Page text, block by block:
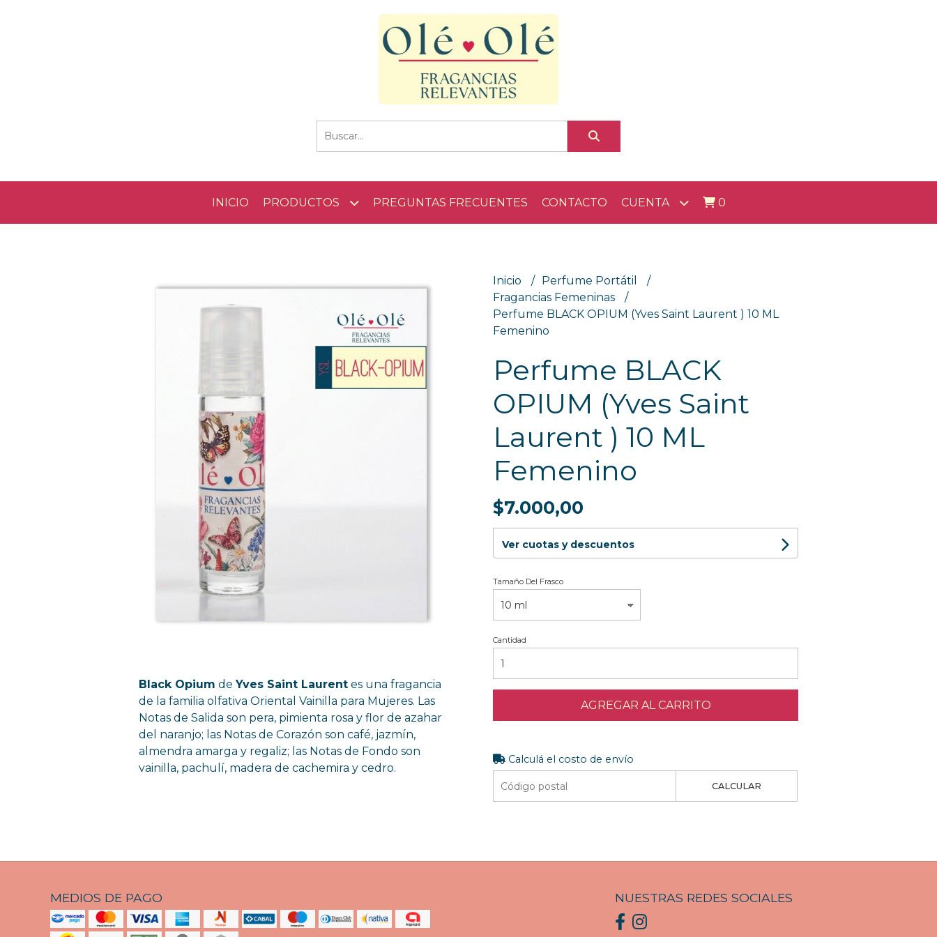
INICIO PRODUCTOS PREGUNTAS FRECUENTES CONTACTO CUENTA 0
Black Opium deYves Saint Laurent es una fragancia
de la familia olfativa Oriental Vainilla para Mujeres. Las
Notas de Salida son pera, pimienta rosa y flor de azahar
del naranjo; las Notas de Corazón son café, jazmín,
almendra amarga y regaliz; las Notas de Fondo son
vainilla, pachulí, madera de cachemira y cedro.
Inicio
Perfume Portátil
Fragancias Femeninas
Perfume BLACK OPIUM (Yves Saint Laurent ) 10 ML
Femenino
Perfume BLACK
OPIUM (Yves Saint
Laurent ) 10 ML
Femenino
$7.000,00
Ver cuotas y descuentos
Tamaño Del Frasco
Cantidad
AGREGAR AL CARRITO
Calculá el costo de envío
CALCULAR
MEDIOS DE PAGO NUESTRAS REDES SOCIALES